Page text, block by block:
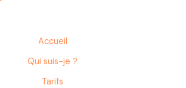
Accueil
Qui suis-je ?
Tarifs